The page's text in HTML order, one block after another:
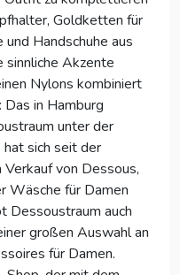
Goldketten für
Handschuhe aus
sinnliche Akzente
Nylons kombiniert
in Hamburg
unter der
hat sich seit der
von Dessous,
Wäsche für Damen
Dessoustraum auch
großen Auswahl an
für Damen.